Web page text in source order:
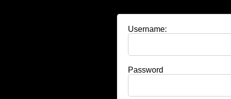
Username:
Password